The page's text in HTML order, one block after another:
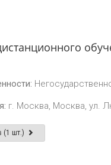
г. Москва, Москва, ул.
(1 шт.)